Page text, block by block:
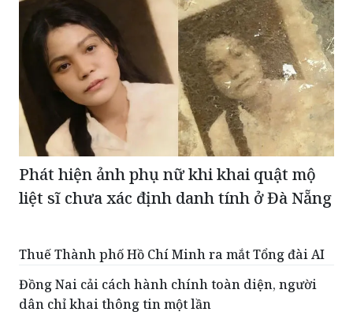
Phát hiện ảnh phụ nữ khi khai quật mộ
liệt sĩ chưa xác định danh tính ở Đà Nẵng
Thuế Thành phố Hồ Chí Minh ra mắt Tổng đài AI
Đồng Nai cải cách hành chính toàn diện, người
dân chỉ khai thông tin một lần